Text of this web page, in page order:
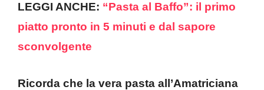
LEGGI ANCHE: “Pasta al Baffo”: il primo
piatto pronto in 5 minuti e dal sapore
sconvolgente
Ricorda che la vera pasta all’Amatriciana